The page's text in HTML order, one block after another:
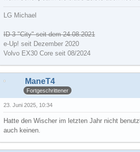
LG Michael
ID 3 "City" seit dem 24.08.2021
e-Up! seit Dezember 2020
Volvo EX30 Core seit 08/2024
ManeT4
Fortgeschrittener
23. Juni 2025, 10:34
Hatte den Wischer im letzten Jahr nicht
auch keinen.